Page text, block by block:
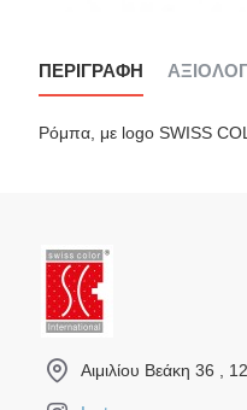
ΠΕΡΙΓΡΑΦΉ
Ρόμπα, με logo SWISS
Αιμιλίου Βεάκη 36 ,